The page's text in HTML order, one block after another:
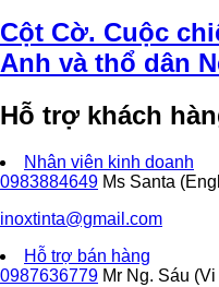
Cột Cờ. Cuộc
Anh và thổ dân
Hỗ trợ khách
Nhân viên kinh doanh
0983884649 Ms Santa
inoxtinta@gmail.com
Hỗ trợ bán hàng
0987636779 Mr Ng. Sáu